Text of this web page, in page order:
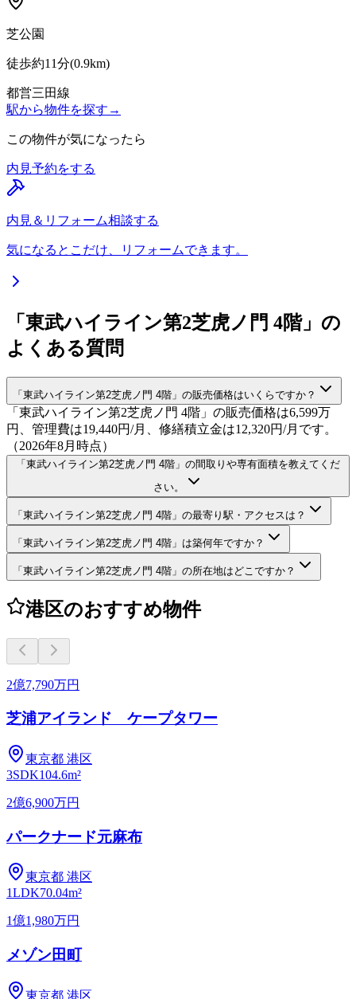
芝公園
徒歩約11分(0.9km)
都営三田線
駅から物件を探す →
この物件が気になったら
内見予約をする
内見＆リフォーム相談する
気になるとこだけ、リフォームできます。
「東武ハイライン第2芝虎ノ門 4階」の
よくある質問
「東武ハイライン第2芝虎ノ門 4階」の販売価格はいくらですか？
「東武ハイライン第2芝虎ノ門 4階」の販売価格は6,599万
円、管理費は19,440円/月、修繕積立金は12,320円/月です。
（2026年8月時点）
「東武ハイライン第2芝虎ノ門 4階」の間取りや専有面積を教えてくだ
さい。
「東武ハイライン第2芝虎ノ門 4階」の最寄り駅・アクセスは？
「東武ハイライン第2芝虎ノ門 4階」は築何年ですか？
「東武ハイライン第2芝虎ノ門 4階」の所在地はどこですか？
港区のおすすめ物件
2億7,790万円
芝浦アイランド ケープタワー
東京都 港区
3SDK104.6m²
2億6,900万円
パークナード元麻布
東京都 港区
1LDK70.04m²
1億1,980万円
メゾン田町
東京都 港区